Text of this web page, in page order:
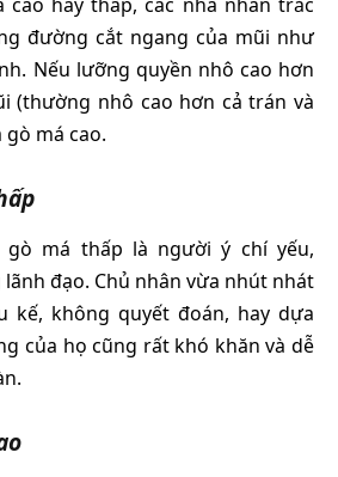
đường cắt ngang của mũi như
Nếu lưỡng quyền nhô cao hơn
(thường nhô cao hơn cả trán và
má cao.
má thấp là người ý chí yếu,
đạo. Chủ nhân vừa nhút nhát
kế, không quyết đoán, hay dựa
của họ cũng rất khó khăn và dễ